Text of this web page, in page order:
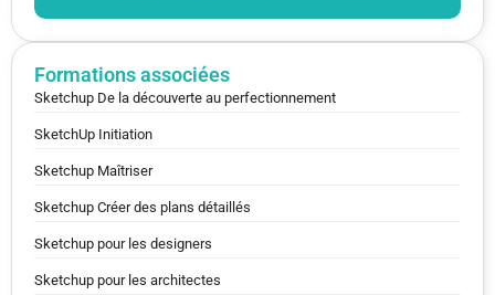
Formations associées
Sketchup De la découverte au perfectionnement
SketchUp Initiation
Sketchup Maîtriser
Sketchup Créer des plans détaillés
Sketchup pour les designers
Sketchup pour les architectes